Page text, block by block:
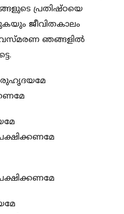
പ്രതിഷ്ഠയെ
ജീവിതകാലം
ഞങ്ങളില്‍